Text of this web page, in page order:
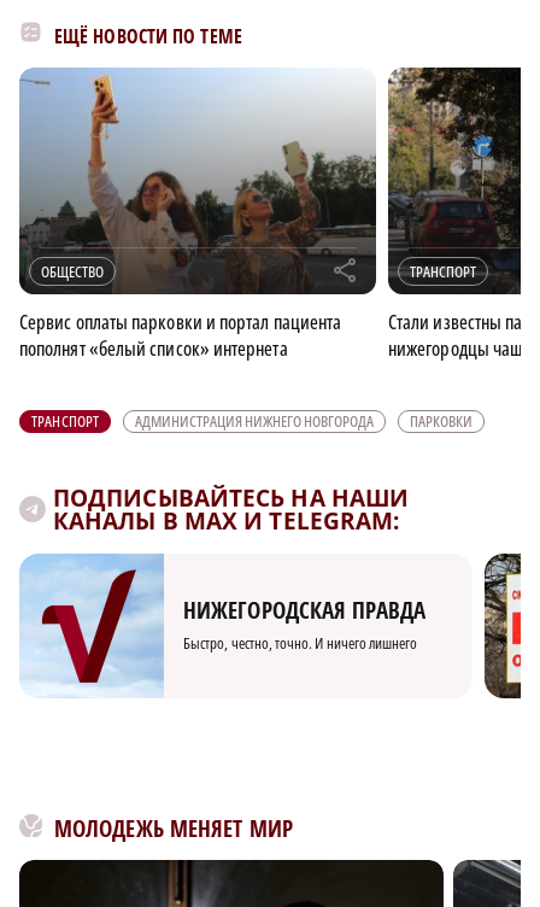
ЕЩЁ НОВОСТИ ПО ТЕМЕ
ОБЩЕСТВО r
Сервис оплаты парковки и портал пациента
пополнят «белый список» интернета
ТРАНСПОРТ
Стали известны
нижегородцы чаще
ТРАНСПОРТ АДМИНИСТРАЦИЯ НИЖНЕГО НОВГОРОДА ПАРКОВКИ
ПОДПИСЫВАЙТЕСЬ НА НАШИ
КАНАЛЫ В MAX И TELEGRAM:
НИЖЕГОРОДСКАЯ ПРАВДА
Быстро, честно, точно. И ничего лишнего
МОЛОДЕЖЬ МЕНЯЕТ МИР